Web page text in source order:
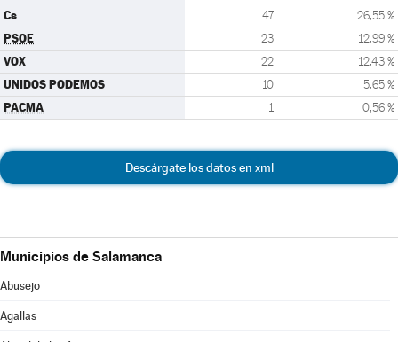
Cs 47 26,55 %
PSOE 23 12,99 %
VOX 22 12,43 %
UNIDOS PODEMOS 10 5,65 %
PACMA 1 0,56 %
Descárgate los datos en xml
Municipios de Salamanca
Abusejo
Agallas